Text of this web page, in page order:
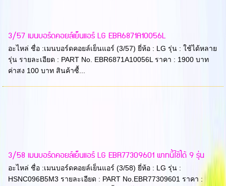
3/57 เมนบอร์ดคอยล์เย็นแอร์ LG EBR6871A10056L
อะไหล่ ชื่อ :เมนบอร์ดคอยล์เย็นแอร์ (3/57) ยี่ห้อ : LG รุ่น : ใช้ได้หลาย
รุ่น รายละเอียด : PART No. EBR6871A10056L ราคา : 1900 บาท
ค่าสง 100 บาท สินค้าซื้...
3/58 เมนบอร์ดคอยล์เย็นแอร์ LG EBR77309601 พาทนี้ใช้ได้ 9 รุ่น
อะไหล่ ชื่อ :เมนบอร์ดคอยล์เย็นแอร์ (3/58) ยี่ห้อ : LG รุ่น :
HSNC096B5M3 รายละเอียด : PART No.EBR77309601 ราคา :